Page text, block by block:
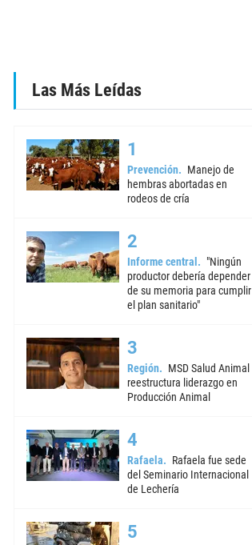
Las Más Leídas
Prevención
Manejo de
hembras abortadas en
rodeos de cría
Informe central
"Ningún
productor debería depender
de su memoria para cumplir
el plan sanitario"
Región
MSD Salud Animal
reestructura liderazgo en
Producción Animal
Rafaela
Rafaela fue sede
del Seminario Internacional
de Lechería